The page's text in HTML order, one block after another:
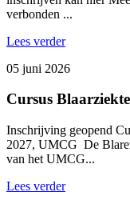
verbonden ...
Lees verder
05 juni 2026
Cursus
Inschrijving geopend
2027, UMCG De
van het UMCG...
Lees verder